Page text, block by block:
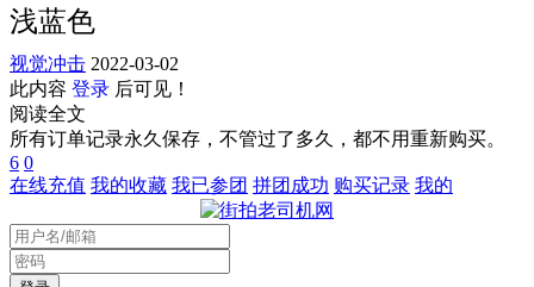
浅蓝色
视觉冲击 2022-03-02
此内容 登录 后可见！
阅读全文
所有订单记录永久保存，不管过了多久，都不用重新购买。
6 0
在线充值 我的收藏 我已参团 拼团成功 购买记录 我的